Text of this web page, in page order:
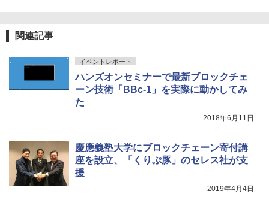
関連記事
イベントレポート
ハンズオンセミナーで最新ブロックチェ
ーン技術「BBc-1」を実際に動かしてみ
た
2018年6月11日
慶應義塾大学にブロックチェーン寄付講
座を設立、「くりぷ豚」のセレス社が支
援
2019年4月4日